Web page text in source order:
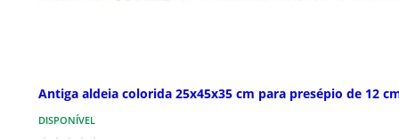
Antiga aldeia colorida 25x45x35 cm para presépio de 12
DISPONÍVEL